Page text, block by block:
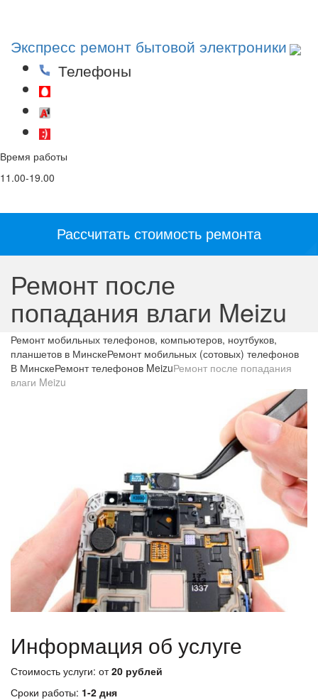
Экспресс ремонт бытовой электроники
Телефоны
Время работы
11.00-19.00
Рассчитать стоимость ремонта
Ремонт после
попадания влаги Meizu
Ремонт мобильных телефонов, компьютеров, ноутбуков,
планшетов в МинскеРемонт мобильных (сотовых) телефонов
В МинскеРемонт телефонов MeizuРемонт после попадания
влаги Meizu
Информация об услуге
Стоимость услуги: от20 рублей
Сроки работы: 1-2 дня